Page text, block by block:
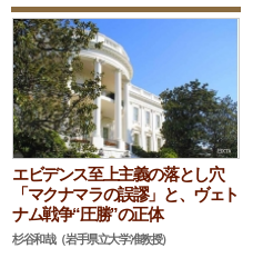
エビデンス至上主義の落とし穴
「マクナマラの誤謬」と、ヴェト
ナム戦争“圧勝”の正体
杉谷和哉（岩手県立大学准教授）